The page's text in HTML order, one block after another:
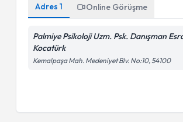
Adres1 Online Görüşme
Palmiye Psikoloji Uzm. Psk. Danışman
Kocatürk
Kemalpaşa Mah. Medeniyet Blv. No:10, 54100